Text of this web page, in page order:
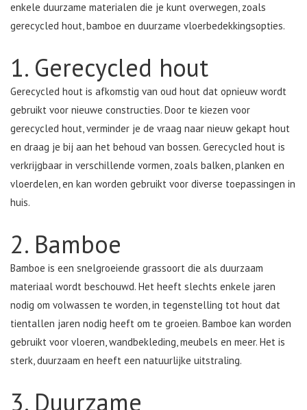
enkele duurzame materialen die je kunt overwegen, zoals
gerecycled hout, bamboe en duurzame vloerbedekkingsopties.
1. Gerecycled hout
Gerecycled hout is afkomstig van oud hout dat opnieuw wordt
gebruikt voor nieuwe constructies. Door te kiezen voor
gerecycled hout, verminder je de vraag naar nieuw gekapt hout
en draag je bij aan het behoud van bossen. Gerecycled hout is
verkrijgbaar in verschillende vormen, zoals balken, planken en
vloerdelen, en kan worden gebruikt voor diverse toepassingen in
huis.
2. Bamboe
Bamboe is een snelgroeiende grassoort die als duurzaam
materiaal wordt beschouwd. Het heeft slechts enkele jaren
nodig om volwassen te worden, in tegenstelling tot hout dat
tientallen jaren nodig heeft om te groeien. Bamboe kan worden
gebruikt voor vloeren, wandbekleding, meubels en meer. Het is
sterk, duurzaam en heeft een natuurlijke uitstraling.
3. Duurzame